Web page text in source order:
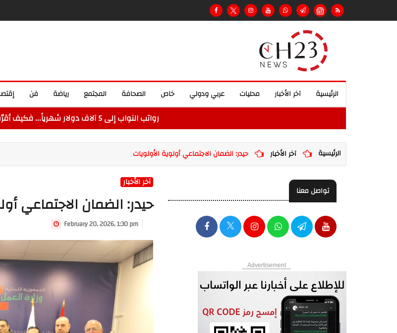
فن رياضة المجتمع الصحافة خاص عربي ودولي محليات آخر الأخبار الرئيسية
رواتب النواب إلى 5 آلاف دولار شهرياً... فكيف أقرّت الزيادة؟
الرئيسية آخر الأخبار حيدر: الضمان الاجتماعي أولوية الأولويات
آخر الأخبار
حيدر: الضمان الاجتماعي
February 20, 2026, 1:30 pm
تواصل معنا
Advertisement